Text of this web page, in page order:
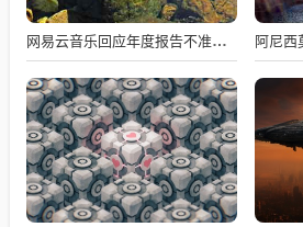
网易云音乐回应年度报告不准争议，数据与情感对接的精准之道